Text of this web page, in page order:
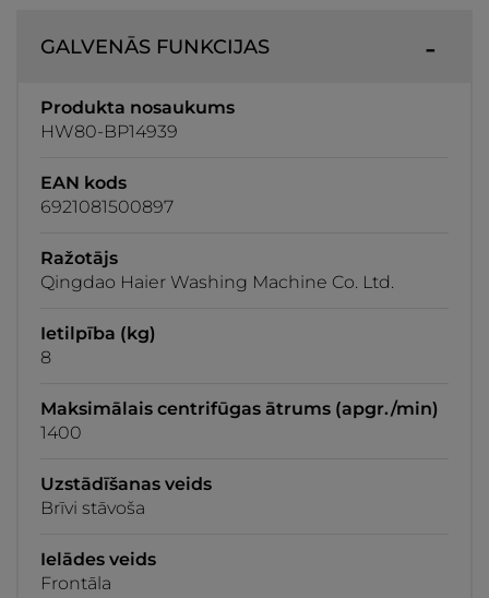
GALVENĀS FUNKCIJAS
Produkta nosaukums
HW80-BP14939
EAN kods
6921081500897
Ražotājs
Qingdao Haier Washing Machine Co. Ltd.
Ietilpība (kg)
8
Maksimālais centrifūgas ātrums (apgr./min)
1400
Uzstādīšanas veids
Brīvi stāvoša
Ielādes veids
Frontāla